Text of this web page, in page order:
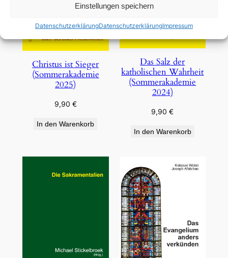
Einstellungen speichern
DatenschutzerklärungDatenschutzerklärungImpressum
Christus ist Sieger
(Sommerakademie
2025)
9,90 €
In den Warenkorb
Das Salz der
katholischen Wahrheit
(Sommerakademie
2024)
9,90€
In den Warenkorb